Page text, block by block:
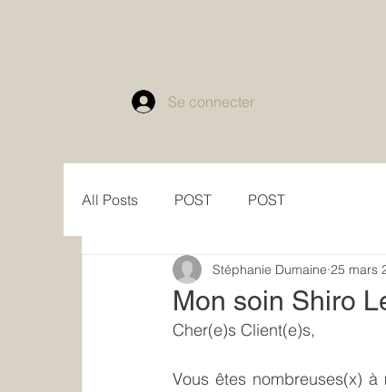
Se connecter
All Posts POST POST
Mon soin Shiro
Stéphanie Dumaine 25 mars
Cher(e)s Client(e)s,
Vous êtes nombreuses(x)